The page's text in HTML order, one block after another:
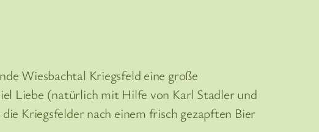
Wiesbachtal Kriegsfeld eine große
Liebe (natürlich mit Hilfe von Karl Stadler und
Kriegsfelder nach einem frisch gezapften Bier